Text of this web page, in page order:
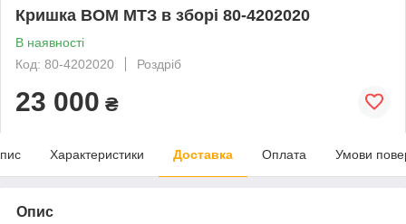
Кришка ВОМ МТЗ в зборі 80-4202020
В наявності
Код: 80-4202020
Роздріб
23 000 ₴
Характеристики Доставка Оплата Умови
Опис